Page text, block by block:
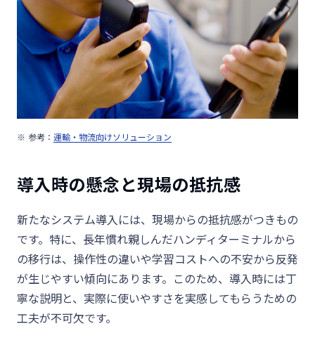
参考： 運輸・物流向けソリューション
導入時の懸念と現場の抵抗感
新たなシステム導入には、現場からの抵抗感がつきもの
です。特に、長年慣れ親しんだハンディターミナルから
の移行は、操作性の違いや学習コストへの不安から反発
が生じやすい傾向にあります。このため、導入時には丁
寧な説明と、実際に使いやすさを実感してもらうための
工夫が不可欠です。